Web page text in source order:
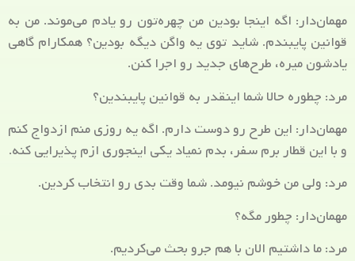
مهمان‌دار: اگه اینجا بودین من چهره‌تون رو یادم می‌موند. من به
قوانین پایبندم. شاید توی یه واگن دیگه بودین؟ همکارام گاهی
یادشون میره، طرح‌های جدید رو اجرا کنن.
مرد: چطوره حالا شما اینقدر به قوانین پایبندین؟
مهمان‌دار: این طرح رو دوست دارم. اگه یه روزی منم ازدواج کنم
و با این قطار برم سفر، بدم نمیاد یکی اینجوری ازم پذیرایی کنه.
مرد: ولی من خوشم نیومد. شما وقت بدی رو انتخاب کردین.
مهمان‌دار: چطور مگه؟
مرد: ما داشتیم الان با هم جرو بحث می‌کردیم.